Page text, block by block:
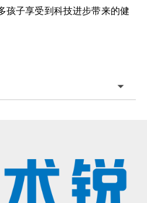
孩子享受到科技进步带来的健
司，参加术锐的官方培训计划。患者若想参加术锐 机器人的
生，以确定是否适合术锐®机器人的手术。医生和患者应仔